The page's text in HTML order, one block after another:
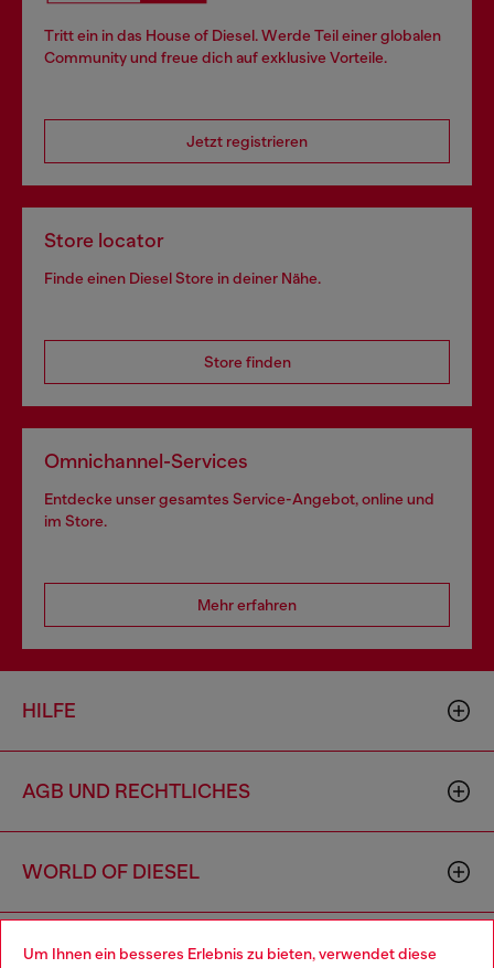
Um Ihnen ein besseres Erlebnis zu bieten, verwendet diese
Tritt ein in das House of Diesel. Werde Teil einer globalen
Community und freue dich auf exklusive Vorteile.
Jetzt registrieren
Store locator
Finde einen Diesel Store in deiner Nähe.
Store finden
Omnichannel-Services
Entdecke unser gesamtes Service-Angebot, online und
im Store.
Mehr erfahren
HILFE
AGB UND RECHTLICHES
WORLD OF DIESEL
CORPORATE